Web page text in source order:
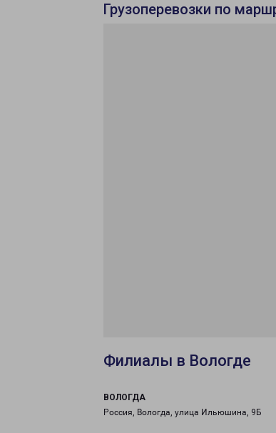
Грузоперевозки по
Филиалы в Вологде
ВОЛОГДА
Россия, Вологда, улица Ильюшина, 9Б